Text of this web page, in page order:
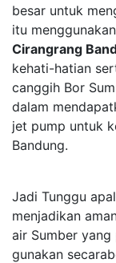
besar untuk
itu
Cirangrang
kehati-hatian
canggih Bor
dalam
jet pump untuk
Bandung.
Jadi Tunggu
menjadikan
air Sumber
gunakan